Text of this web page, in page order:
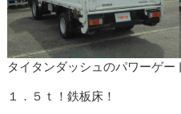
タイタンダッシュのパワーゲー
１．５ｔ！鉄板床！